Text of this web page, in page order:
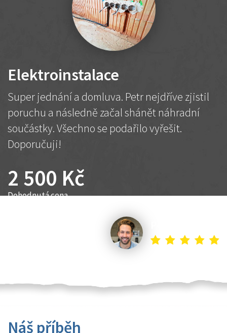
Elektroinstalace
Super jednání a domluva. Petr nejdříve zjistil
poruchu a následně začal shánět náhradní
součástky. Všechno se podařilo vyřešit.
Doporučuji!
2 500 Kč
Dohodnutá cena
Náš příběh